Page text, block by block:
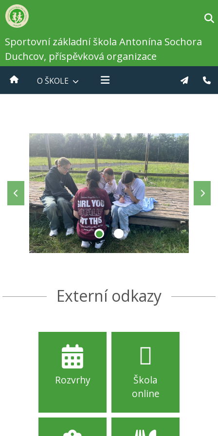
Sportovní základní škola Antonína Sochora
Duchcov, příspěvková organizace
O ŠKOLE
Externí odkazy
Rozvrhy
Škola
online